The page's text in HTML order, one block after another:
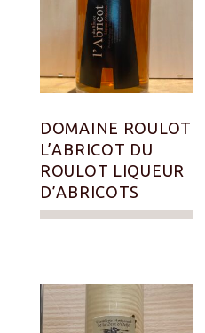
DOMAINE ROULOT
L’ABRICOT DU
ROULOT LIQUEUR
D’ABRICOTS